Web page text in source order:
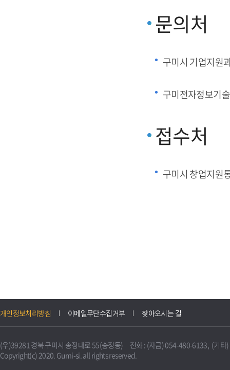
문의처
구미시 기업지원
구미전자정보기
접수처
구미시 창업지원
개인정보처리방침 이메일무단수집거부 찾아오시는 길
(우)39281 경북 구미시 송정대로 55(송정동) 전화 : (자금) 054-480-6133, (기타
Copyright(c) 2020. Gumi-si. all rights reserved.